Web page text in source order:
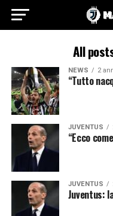
All
NEWS 2
“Tutto
JUVENTUS
“Ecco
JUVENTUS
Juventus: